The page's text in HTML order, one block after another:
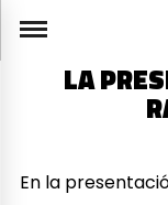
LA
En la